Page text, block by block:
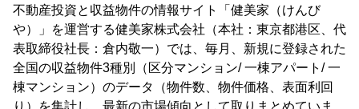
不動産投資と収益物件の情報サイト「健美家（けんび
や）」を運営する健美家株式会社（本社：東京都港区、代
表取締役社長：倉内敬一）では、毎月、新規に登録された
全国の収益物件3種別（区分マンション/ 一棟アパート/ 一
棟マンション）のデータ（物件数、物件価格、表面利回
り）を集計し、最新の市場傾向として取りまとめていま